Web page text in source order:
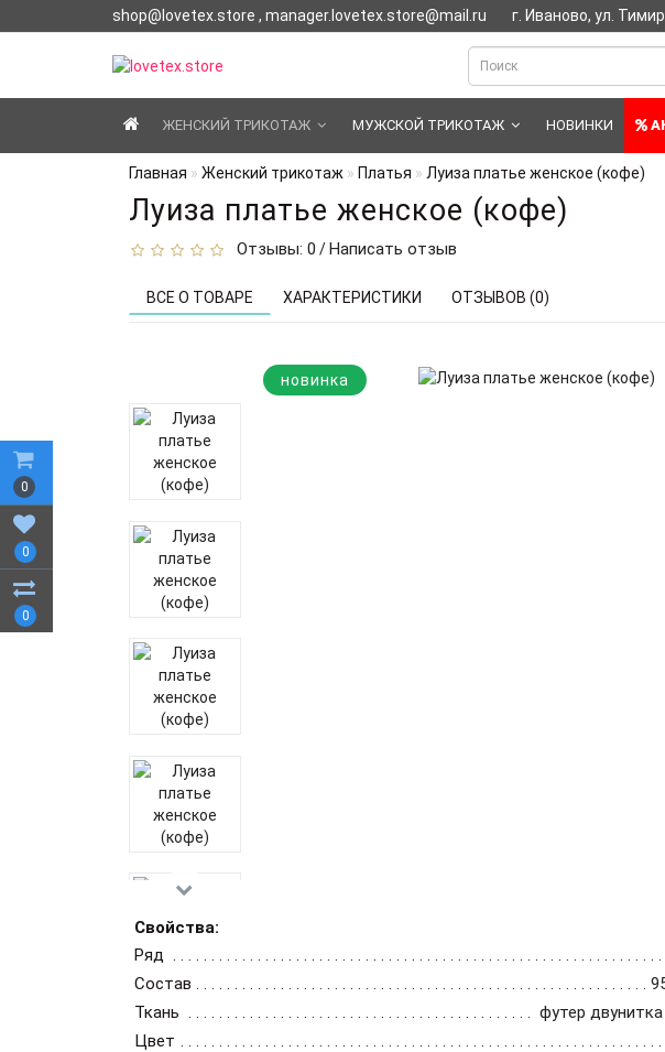
0
0
0
shop@lovetex.store , manager.lovetex.store@mail.ru г. Иваново, ул.
ЖЕНСКИЙ ТРИКОТАЖ МУЖСКОЙ ТРИКОТАЖ НОВИНКИ
Главная Женский трикотаж Платья Луиза платье женское (кофе)
Луиза платье женское (кофе)
Отзывы: 0 /Написать отзыв
ВСЕ О ТОВАРЕ ХАРАКТЕРИСТИКИ ОТЗЫВОВ (0)
новинка
Свойства:
Ряд
Состав
Ткань
футер
Цвет